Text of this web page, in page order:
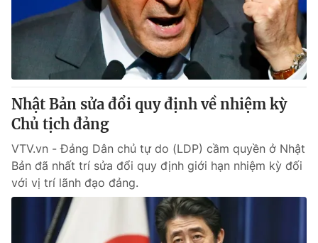
Nhật Bản sửa đổi quy định về nhiệm kỳ
Chủ tịch đảng
VTV.vn - Đảng Dân chủ tự do (LDP) cầm quyền ở Nhật
Bản đã nhất trí sửa đổi quy định giới hạn nhiệm kỳ đối
với vị trí lãnh đạo đảng.